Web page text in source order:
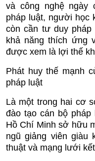
và công nghệ ngày
pháp luật, người học
còn cần tư duy
khả năng thích ứng
được xem là lợi thế
Phát huy thế mạnh
pháp luật
Là một trong hai cơ
đào tạo cán bộ
Hồ Chí Minh sở hữu
ngũ giảng viên giàu
thuật và mạng lưới